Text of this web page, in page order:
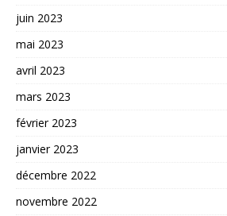
juin 2023
mai 2023
avril 2023
mars 2023
février 2023
janvier 2023
décembre 2022
novembre 2022